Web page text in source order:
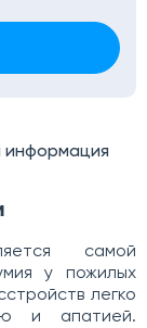
информация
самой
у пожилых
легко
и апатией.